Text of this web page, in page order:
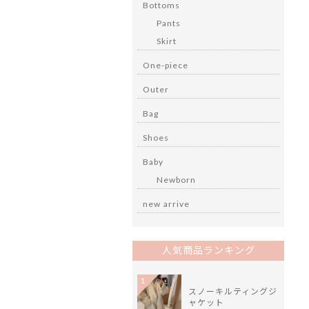
Bottoms
Pants
Skirt
One-piece
Outer
Bag
Shoes
Baby
Newborn
new arrive
人気商品ランキング
スノーキルティングジ
ャケット
1